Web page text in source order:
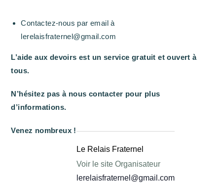
Contactez-nous par email à
lerelaisfraternel@gmail.com
L’aide aux devoirs est un service gratuit et ouvert à
tous.
N’hésitez pas à nous contacter pour plus
d’informations.
Venez nombreux !
Le Relais Fraternel
Voir le site Organisateur
lerelaisfraternel@gmail.com